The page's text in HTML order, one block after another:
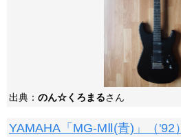
出典： のん☆くろまるさん
YAMAHA「MG-MⅡ(青)」（'92）